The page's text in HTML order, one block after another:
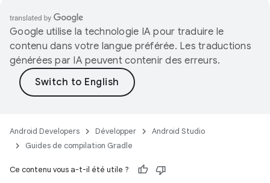
Google utilise la technologie IA pour traduire le
contenu dans votre langue préférée. Les traductions
générées par IA peuvent contenir des erreurs.
Android Developers Développer
Android Studio
Guides de compilation Gradle
Ce contenu vous a-t-il été utile ?